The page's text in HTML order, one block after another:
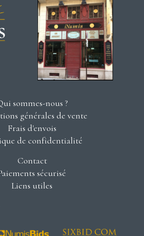
sommes-nous ?
générales de vente
Frais d'envois
de confidentialité
Contact
sécurisé
Liens utiles